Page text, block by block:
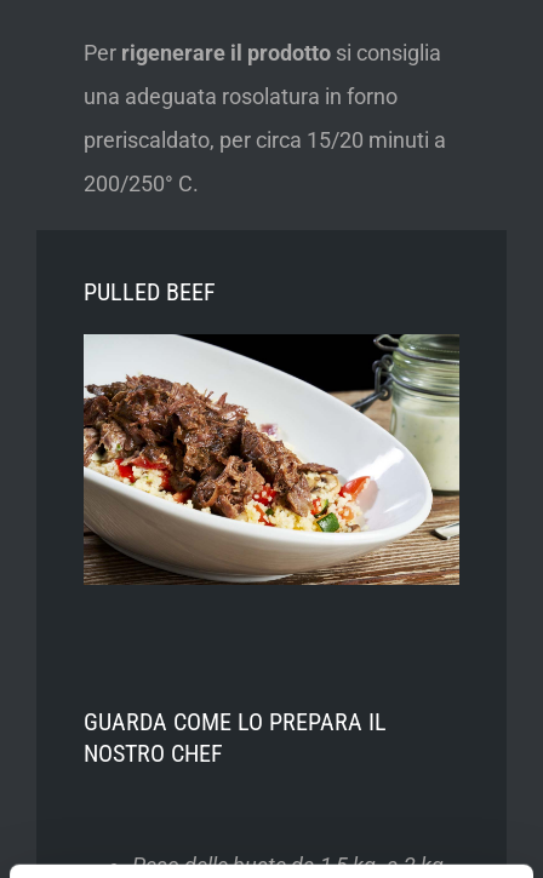
Per rigenerare il prodottosi consiglia
una adeguata rosolatura in forno
preriscaldato, per circa 15/20 minuti a
200/250° C.
PULLED BEEF
GUARDA COME LO PREPARA IL
NOSTRO CHEF
Peso delle buste da 1,5 kg. a 2 kg.